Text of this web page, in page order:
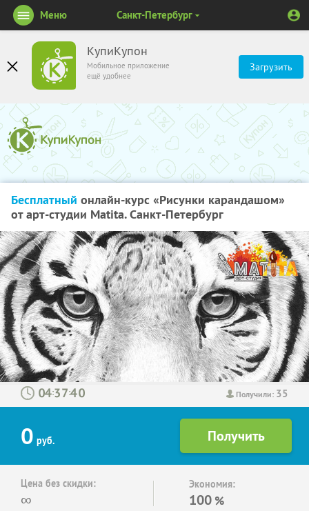
КупиКупон
Мобильное приложение
ещё удобнее
Загрузить
Меню Санкт-Петербург
Бесплатный онлайн-курс «Рисунки карандашом»
от арт-студии Matita. Санкт-Петербург
Получили: 35
: :
0 руб.
Цена без скидки:
∞
Экономия:
100 %